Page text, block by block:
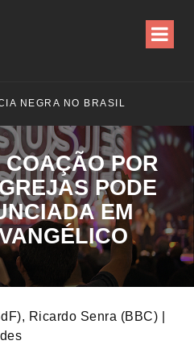
NEGRA NO BRASIL
POR
PODE
EM
Ricardo Senra (BBC) |